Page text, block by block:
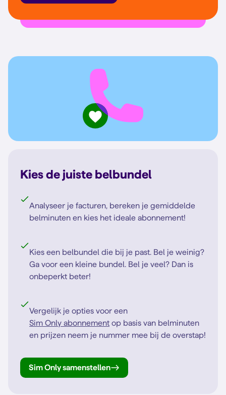
Kies de juiste belbundel
Analyseer je facturen, bereken je gemiddelde
belminuten en kies het ideale abonnement!
Kies een belbundel die bij je past. Bel je weinig?
Ga voor een kleine bundel. Bel je veel? Dan is
onbeperkt beter!
Vergelijk je opties voor een
Sim Only abonnement op basis van belminuten
en prijzen neem je nummer mee bij de overstap!
Sim Only samenstellen